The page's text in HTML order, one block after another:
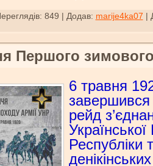
849 Додав: marije4ka07
Першого
6 травня
завершився
рейд
Республіки